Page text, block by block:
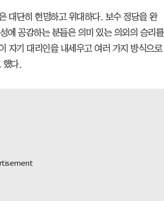
대단히 현명하고 위대하다. 보수 정당을 완
에 공감하는 분들은 의미 있는 의외의 승리를
자기 대리인을 내세우고 여러 가지 방식으로
했다.